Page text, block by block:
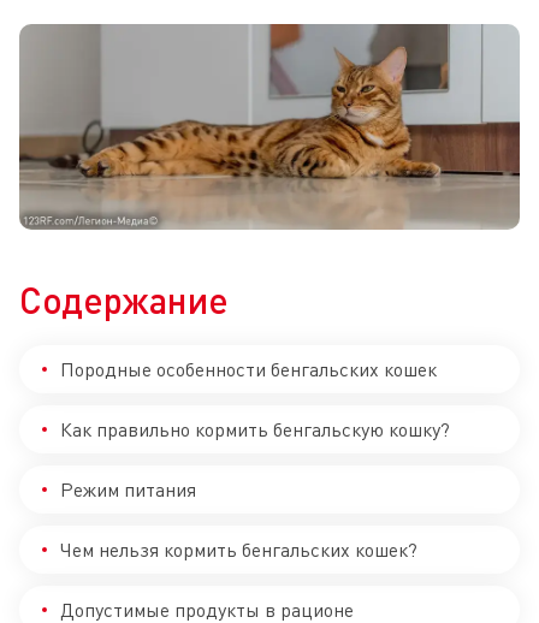
Содержание
Породные особенности бенгальских кошек
Как правильно кормить бенгальскую кошку?
Режим питания
Чем нельзя кормить бенгальских кошек?
Допустимые продукты в рационе